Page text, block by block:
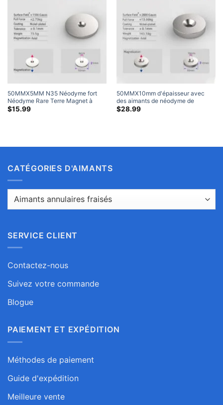
50MMX5MM N35 Néodyme fort
Néodyme Rare Terre Magnet à
anneau comptant avec un trou
$15.99
50MMX10mm d'épaisseur avec
des aimants de néodyme de
néodyme de 10 mm compensés de
$28.99
CATÉGORIES D'AIMANTS
SERVICE CLIENT
Contactez-nous
Suivez votre commande
Blogue
PAIEMENT ET EXPÉDITION
Méthodes de paiement
Guide d'expédition
Meilleure vente